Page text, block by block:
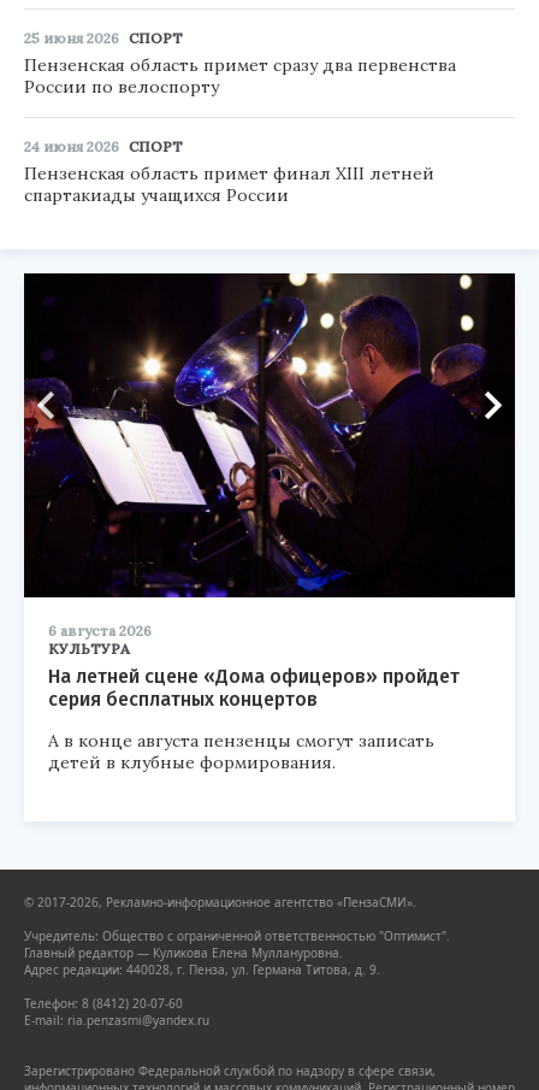
25 июня 2026 СПОРТ
Пензенская область примет сразу два первенства
России по велоспорту
24 июня 2026 СПОРТ
Пензенская область примет финал XIII летней
спартакиады учащихся России
6 августа 2026
КУЛЬТУРА
На летней сцене «Дома офицеров» пройдет
серия бесплатных концертов
А в конце августа пензенцы смогут записать
детей в клубные формирования.
© 2017-2026, Рекламно-информационное агентство «ПензаСМИ».
Учредитель: Общество с ограниченной ответственностью "Оптимист".
Главный редактор — Куликова Елена Муллануровна.
Адрес редакции: 440028, г. Пенза, ул. Германа Титова, д. 9.
Телефон: 8 (8412) 20-07-60
E-mail: ria.penzasmi@yandex.ru
Зарегистрировано Федеральной службой по надзору в сфере связи,